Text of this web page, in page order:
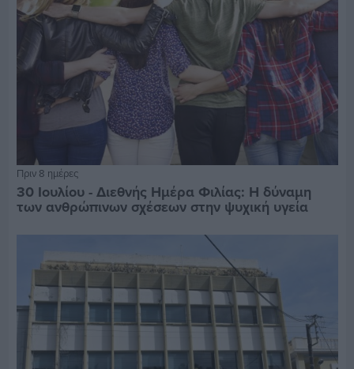
Πριν 8 ημέρες
30 Ιουλίου - Διεθνής Ημέρα Φιλίας: Η δύναμη
των ανθρώπινων σχέσεων στην ψυχική υγεία